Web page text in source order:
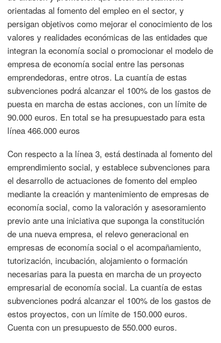
orientadas al fomento del empleo en el sector, y
persigan objetivos como mejorar el conocimiento de los
valores y realidades económicas de las entidades que
integran la economía social o promocionar el modelo de
empresa de economía social entre las personas
emprendedoras, entre otros. La cuantía de estas
subvenciones podrá alcanzar el 100% de los gastos de
puesta en marcha de estas acciones, con un límite de
90.000 euros. En total se ha presupuestado para esta
línea 466.000 euros
Con respecto a la línea 3, está destinada al fomento del
emprendimiento social, y establece subvenciones para
el desarrollo de actuaciones de fomento del empleo
mediante la creación y mantenimiento de empresas de
economía social, como la valoración y asesoramiento
previo ante una iniciativa que suponga la constitución
de una nueva empresa, el relevo generacional en
empresas de economía social o el acompañamiento,
tutorización, incubación, alojamiento o formación
necesarias para la puesta en marcha de un proyecto
empresarial de economía social. La cuantía de estas
subvenciones podrá alcanzar el 100% de los gastos de
estos proyectos, con un límite de 150.000 euros.
Cuenta con un presupuesto de 550.000 euros.